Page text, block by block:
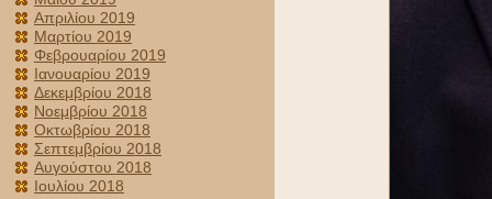
Απριλίου 2019
Μαρτίου 2019
Φεβρουαρίου 2019
Ιανουαρίου 2019
Δεκεμβρίου 2018
Νοεμβρίου 2018
Οκτωβρίου 2018
Σεπτεμβρίου 2018
Αυγούστου 2018
Ιουλίου 2018